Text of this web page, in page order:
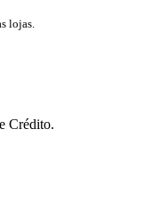
lojas.
Crédito.